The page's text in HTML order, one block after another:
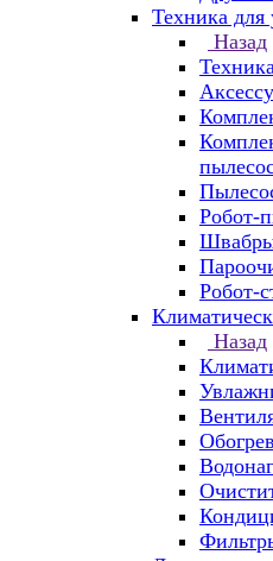
Техника для
Назад
Робот-
Робот-
Назад